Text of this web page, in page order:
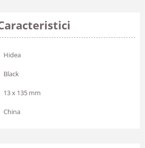
Hidea
Black
13 x 135 mm
China